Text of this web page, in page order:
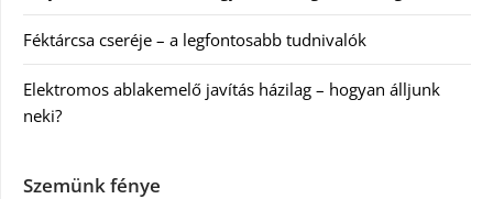
Féktárcsa cseréje – a legfontosabb tudnivalók
Elektromos ablakemelő javítás házilag – hogyan álljunk
neki?
Szemünk fénye